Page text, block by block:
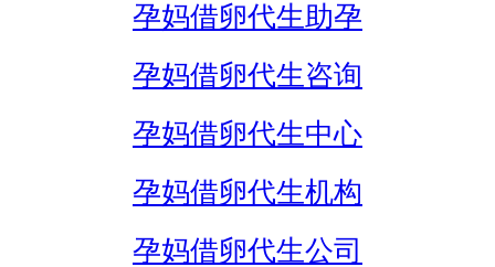
孕妈借卵代生助孕
孕妈借卵代生咨询
孕妈借卵代生中心
孕妈借卵代生机构
孕妈借卵代生公司